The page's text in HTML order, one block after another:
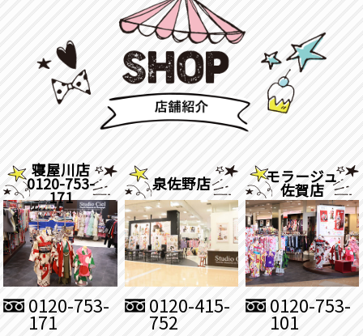
寝屋川店
0120-753-
171
0120-753-
171
泉佐野店
0120-415-
752
モラージュ
佐賀店
0120-753-
101